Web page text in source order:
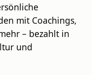
mit Coachings,
– bezahlt in
und